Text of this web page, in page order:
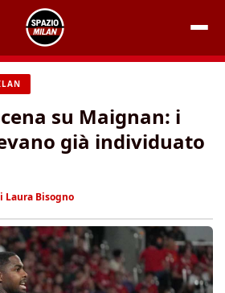
su Maignan: i
già individuato
Laura Bisogno